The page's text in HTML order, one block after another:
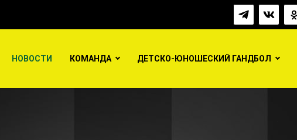
НОВОСТИ КОМАНДА ДЕТСКО-ЮНОШЕСКИЙ ГАНДБОЛ